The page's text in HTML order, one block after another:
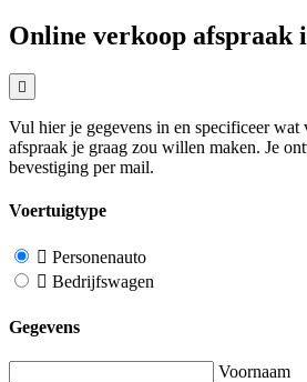
Online verkoop afspraak
Vul hier je gegevens in en specificeer
afspraak je graag zou willen maken. Je
bevestiging per mail.
Voertuigtype
Personenauto
Bedrijfswagen
Gegevens
Voornaam